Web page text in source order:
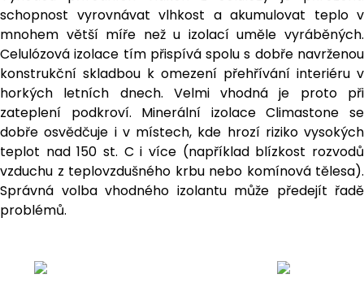
schopnost vyrovnávat vlhkost a akumulovat teplo v
mnohem větší míře než u izolací uměle vyráběných.
Celulózová izolace tím přispívá spolu s dobře navrženou
konstrukční skladbou k omezení přehřívání interiéru v
horkých letních dnech. Velmi vhodná je proto při
zateplení podkroví. Minerální izolace Climastone se
dobře osvědčuje i v místech, kde hrozí riziko vysokých
teplot nad 150 st. C i více (například blízkost rozvodů
vzduchu z teplovzdušného krbu nebo komínová tělesa).
Správná volba vhodného izolantu může předejít řadě
problémů.